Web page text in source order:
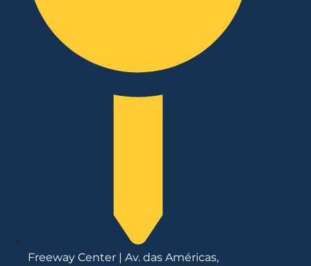
Freeway Center | Av. das Américas,